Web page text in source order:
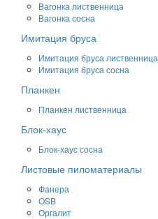
Вагонка лиственница
Вагонка сосна
Имитация бруса
Имитация бруса лиственница
Имитация бруса сосна
Планкен
Планкен лиственница
Блок-хаус
Блок-хаус сосна
Листовые пиломатериалы
Фанера
OSB
Оргалит